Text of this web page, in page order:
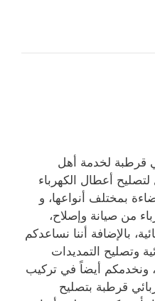
قرطبة لخدمة أهل
أعطال الكهرباء
بمختلف أنواعها، و
من صيانة وإصلاح،
بالإضافة أننا نساعدكم
وتصليح التمديدات
أيضاً في تركيب
قرطبة بتصليح